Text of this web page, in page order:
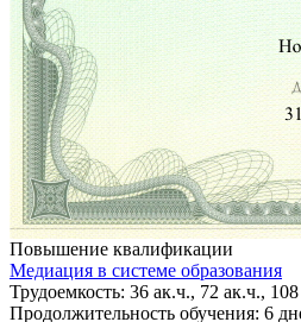
Повышение квалификации
Медиация в системе образования
Трудоемкость: 36 ак.ч., 72 ак.ч.,
Продолжительность обучения: 6